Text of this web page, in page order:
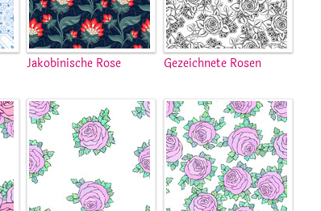
Jakobinische Rose Gezeichnete Rosen